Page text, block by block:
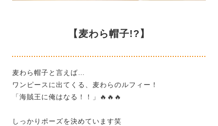
【麦わら帽子!?】
麦わら帽子と言えば…
ワンピースに出てくる、麦わらのルフィー！
「海賊王に俺はなる！！」
🔥 🔥 🔥
しっかりポーズを決めています笑